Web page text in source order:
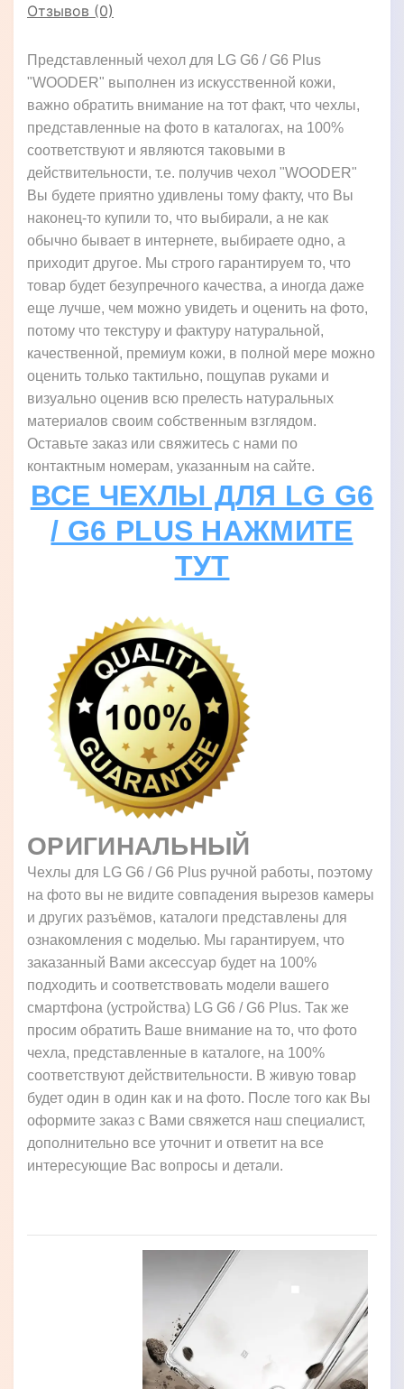
Отзывов (0)
Представленный чехол для LG G6 / G6 Plus
"WOODER" выполнен из искусственной кожи,
важно обратить внимание на тот факт, что чехлы,
представленные на фото в каталогах, на 100%
соответствуют и являются таковыми в
действительности, т.е. получив чехол "WOODER"
Вы будете приятно удивлены тому факту, что Вы
наконец-то купили то, что выбирали, а не как
обычно бывает в интернете, выбираете одно, а
приходит другое. Мы строго гарантируем то, что
товар будет безупречного качества, а иногда даже
еще лучше, чем можно увидеть и оценить на фото,
потому что текстуру и фактуру натуральной,
качественной, премиум кожи, в полной мере можно
оценить только тактильно, пощупав руками и
визуально оценив всю прелесть натуральных
материалов своим собственным взглядом.
Оставьте заказ или свяжитесь с нами по
контактным номерам, указанным на сайте.
ВСЕ ЧЕХЛЫ ДЛЯ LG G6
/ G6 PLUS НАЖМИТЕ
ТУТ
ОРИГИНАЛЬНЫЙ
Чехлы для LG G6 / G6 Plus ручной работы, поэтому
на фото вы не видите совпадения вырезов камеры
и других разъёмов, каталоги представлены для
ознакомления с моделью. Мы гарантируем, что
заказанный Вами аксессуар будет на 100%
подходить и соответствовать модели вашего
смартфона (устройства) LG G6 / G6 Plus. Так же
просим обратить Ваше внимание на то, что фото
чехла, представленные в каталоге, на 100%
соответствуют действительности. В живую товар
будет один в один как и на фото. После того как Вы
оформите заказ с Вами свяжется наш специалист,
дополнительно все уточнит и ответит на все
интересующие Вас вопросы и детали.